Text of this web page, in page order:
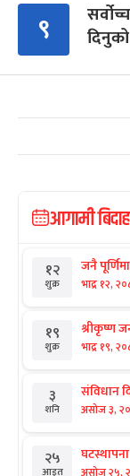
९
आगामी
१२
शुक्र
जनै पूर्णिमा
भाद्र १२,
१९
शुक्र
श्रीकृष्ण
भाद्र १९,
३
शनि
संविधान
असोज ३,
२५
आइत
घटस्थापना
असोज २५,